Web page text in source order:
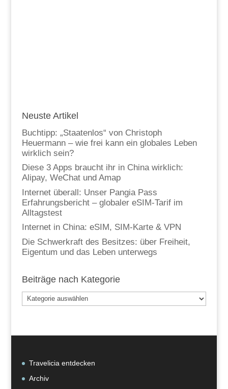
Neuste Artikel
Buchtipp: „Staatenlos“ von Christoph
Heuermann – wie frei kann ein globales Leben
wirklich sein?
Diese 3 Apps braucht ihr in China wirklich:
Alipay, WeChat und Amap
Internet überall: Unser Pangia Pass
Erfahrungsbericht – globaler eSIM-Tarif im
Alltagstest
Internet in China: eSIM, SIM-Karte & VPN
Die Schwerkraft des Besitzes: über Freiheit,
Eigentum und das Leben unterwegs
Beiträge nach Kategorie
Beiträge
nach
Travelicia entdecken
Archiv